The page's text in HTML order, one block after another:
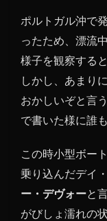
ポルトガル沖で
ったため、漂流
様子を観察する
しかし、あまり
おかしいぞと言
で書いた様に誰
この時小型ボー
乗り込んだデイ
ー・デヴォーと
がびしょ濡れの